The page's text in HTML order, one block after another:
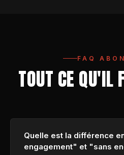
FAQ
TOUT CE QU'IL
Quelle est la différence
engagement" et "sans